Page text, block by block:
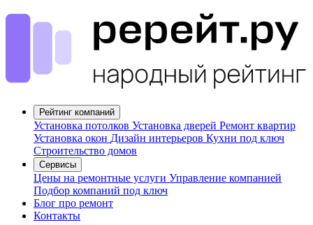
Рейтинг компаний
Установка потолков Установка дверей Ремонт квартир
Установка окон Дизайн интерьеров Кухни под ключ
Строительство домов
Сервисы
Цены на ремонтные услуги Управление компанией
Подбор компаний под ключ
Блог про ремонт
Контакты